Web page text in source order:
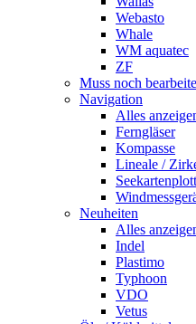
Webasto
Whale
WM aquatec
ZF
Muss noch
Navigation
Alles
Ferngläser
Kompasse
Lineale /
Neuheiten
Alles
Indel
Plastimo
Typhoon
VDO
Vetus